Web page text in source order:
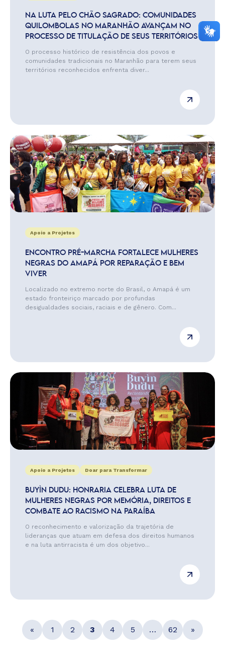
NA LUTA PELO CHÃO SAGRADO: COMUNIDADES
QUILOMBOLAS NO MARANHÃO AVANÇAM NO
PROCESSO DE TITULAÇÃO DE SEUS TERRITÓRIOS
O processo histórico de resistência dos povos e
comunidades tradicionais no Maranhão para terem seus
territórios reconhecidos enfrenta diver...
Apoio a Projetos
ENCONTRO PRÉ-MARCHA FORTALECE MULHERES
NEGRAS DO AMAPÁ POR REPARAÇÃO E BEM
VIVER
Localizado no extremo norte do Brasil, o Amapá é um
estado fronteiriço marcado por profundas
desigualdades sociais, raciais e de gênero. Com...
Apoio a Projetos Doar para Transformar
BUYÌN DUDU: HONRARIA CELEBRA LUTA DE
MULHERES NEGRAS POR MEMÓRIA, DIREITOS E
COMBATE AO RACISMO NA PARAÍBA
O reconhecimento e valorização da trajetória de
lideranças que atuam em defesa dos direitos humanos
e na luta antirracista é um dos objetivo...
« 1 2 3 4 5 … 62 »